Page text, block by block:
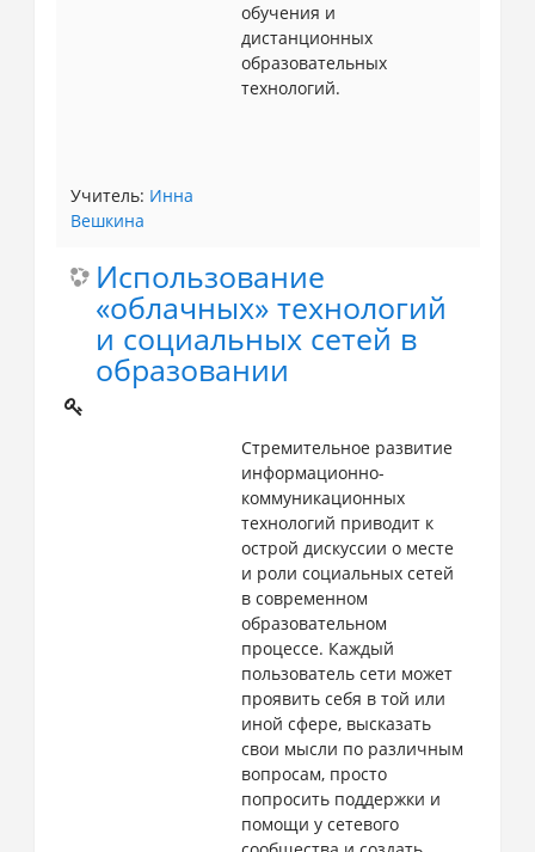
обучения и
дистанционных
образовательных
технологий.
Учитель: Инна
Вешкина
Использование
«облачных» технологий
и социальных сетей в
образовании
Стремительное развитие
информационно-
коммуникационных
технологий приводит к
острой дискуссии о месте
и роли социальных сетей
в современном
образовательном
процессе. Каждый
пользователь сети может
проявить себя в той или
иной сфере, высказать
свои мысли по различным
вопросам, просто
попросить поддержки и
помощи у сетевого